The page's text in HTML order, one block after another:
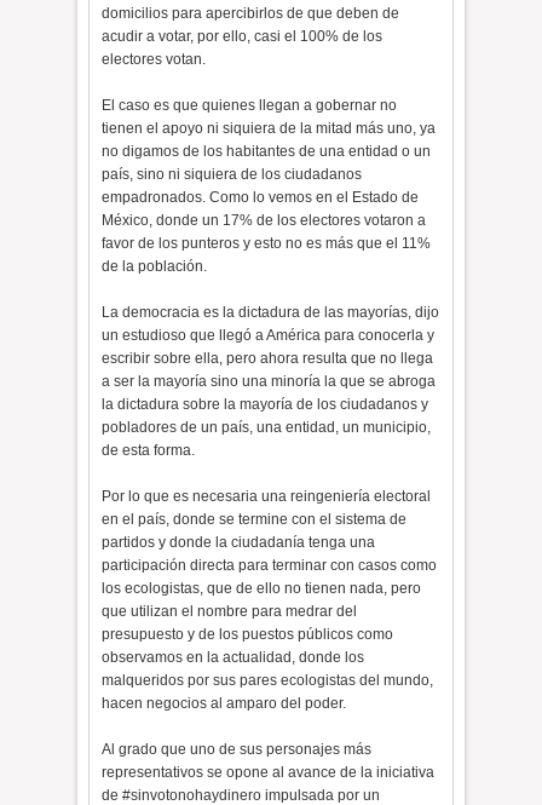
domicilios para apercibirlos de que deben de
acudir a votar, por ello, casi el 100% de los
electores votan.
El caso es que quienes llegan a gobernar no
tienen el apoyo ni siquiera de la mitad más uno, ya
no digamos de los habitantes de una entidad o un
país, sino ni siquiera de los ciudadanos
empadronados. Como lo vemos en el Estado de
México, donde un 17% de los electores votaron a
favor de los punteros y esto no es más que el 11%
de la población.
La democracia es la dictadura de las mayorías, dijo
un estudioso que llegó a América para conocerla y
escribir sobre ella, pero ahora resulta que no llega
a ser la mayoría sino una minoría la que se abroga
la dictadura sobre la mayoría de los ciudadanos y
pobladores de un país, una entidad, un municipio,
de esta forma.
Por lo que es necesaria una reingeniería electoral
en el país, donde se termine con el sistema de
partidos y donde la ciudadanía tenga una
participación directa para terminar con casos como
los ecologistas, que de ello no tienen nada, pero
que utilizan el nombre para medrar del
presupuesto y de los puestos públicos como
observamos en la actualidad, donde los
malqueridos por sus pares ecologistas del mundo,
hacen negocios al amparo del poder.
Al grado que uno de sus personajes más
representativos se opone al avance de la iniciativa
de #sinvotonohaydinero impulsada por un